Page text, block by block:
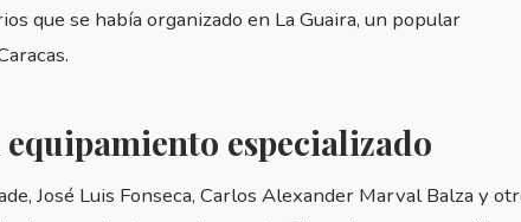
que se había organizado en La Guaira, un popular
especializado
José Luis Fonseca, Carlos Alexander Marval Balza y